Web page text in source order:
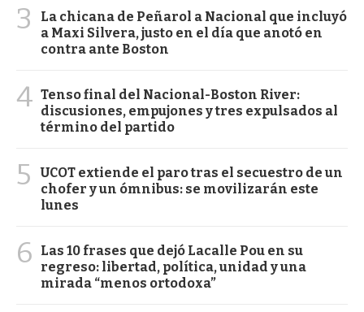
3
La chicana de Peñarol a Nacional que incluyó
a Maxi Silvera, justo en el día que anotó en
contra ante Boston
4 Tenso final del Nacional-Boston River:
discusiones, empujones y tres expulsados al
término del partido
5
UCOT extiende el paro tras el secuestro de un
chofer y un ómnibus: se movilizarán este
lunes
6
Las 10 frases que dejó Lacalle Pou en su
regreso: libertad, política, unidad y una
mirada “menos ortodoxa”